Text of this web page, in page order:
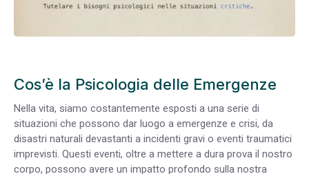
Cos’è la Psicologia delle Emergenze
Nella vita, siamo costantemente esposti a una serie di
situazioni che possono dar luogo a emergenze e crisi, da
disastri naturali devastanti a incidenti gravi o eventi traumatici
imprevisti. Questi eventi, oltre a mettere a dura prova il nostro
corpo, possono avere un impatto profondo sulla nostra